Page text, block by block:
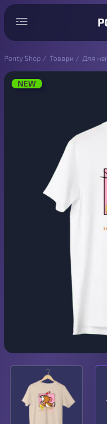
Ponty Shop / Товари / Для неї
NEW